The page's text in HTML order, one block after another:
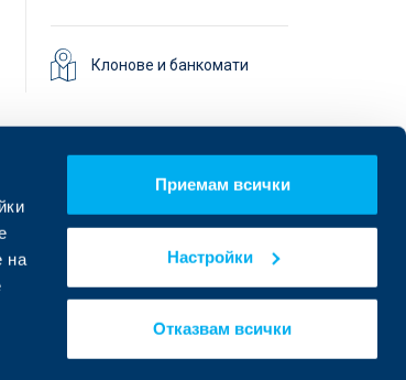
на
Приемам всички
Настройки
Отказвам всички
Клонове и банкомати
ни в социалните мрежи: